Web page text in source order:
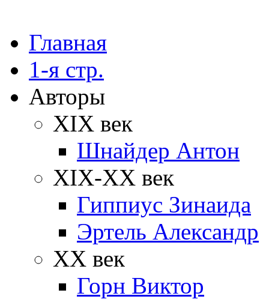
Главная
1-я стр.
Авторы
XIX век
Шнайдер Антон
XIX-XX век
Гиппиус Зинаида
Эртель Александр
XX век
Горн Виктор